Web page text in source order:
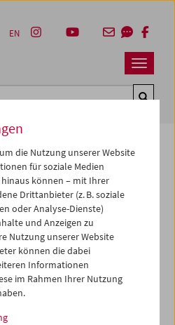
Navbar
EN
Filmmuseum
kann aufgrund Ihrer
nicht angezeigt werden.
die Nutzung unserer Website
für soziale Medien
können – mit Ihrer
Drittanbieter (z. B. soziale
oder Analyse-Dienste)
und Anzeigen zu
Nutzung unserer Website
können die dabei
Informationen
im Rahmen Ihrer Nutzung